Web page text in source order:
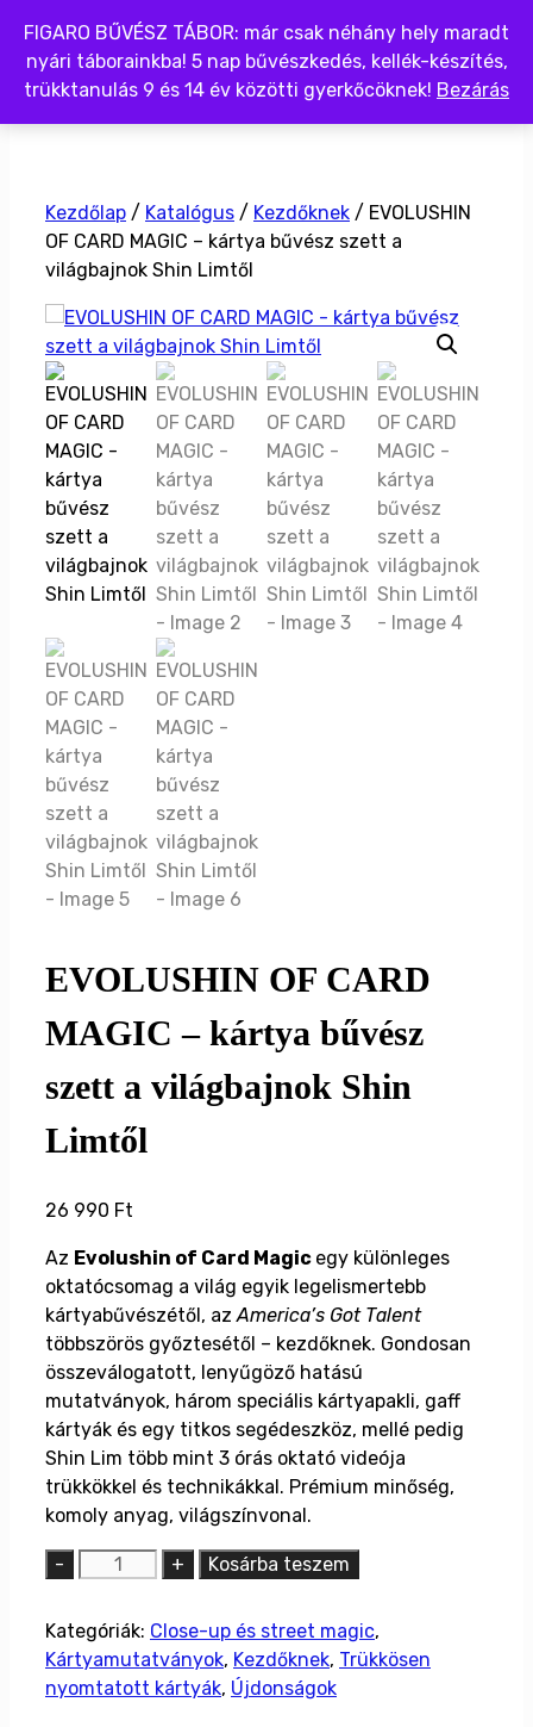
FIGARO BŰVÉSZ TÁBOR: már csak néhány hely maradt
nyári táborainkba! 5 nap bűvészkedés, kellék-készítés,
trükktanulás 9 és 14 év közötti gyerkőcöknek! Bezárás
Kilépés
tartalomba
Menü
Kezdőlap / Katalógus / Kezdőknek / EVOLUSHIN
OF CARD MAGIC – kártya bűvész szett a
világbajnok Shin Limtől
EVOLUSHIN OF CARD
MAGIC – kártya bűvész
szett a világbajnok Shin
Limtől
26 990 Ft
Az Evolushin of Card Magic egy különleges
oktatócsomag a világ egyik legelismertebb
kártyabűvészétől, azAmerica’s Got Talent
többszörös győztesétől – kezdőknek. Gondosan
összeválogatott, lenyűgöző hatású
mutatványok, három speciális kártyapakli, gaff
kártyák és egy titkos segédeszköz, mellé pedig
Shin Lim több mint 3 órás oktató videója
trükkökkel és technikákkal. Prémium minőség,
komoly anyag, világszínvonal.
-
EVOLUSHIN
CARD
MAGIC
-
kártya
+ Kosárba teszem
Kategóriák: Close-up és street magic,
Kártyamutatványok, Kezdőknek, Trükkösen
nyomtatott kártyák, Újdonságok